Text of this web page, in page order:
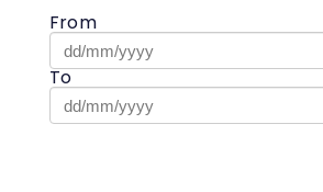
From
To